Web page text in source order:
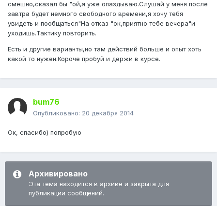
смешно,сказал бы "ой,я уже опаздываю.Слушай у меня после
завтра будет немного свободного времени,я хочу тебя
увидеть и пообщаться"На отказ "ок,приятно тебе вечера"и
уходишь.Тактику повторить.
Есть и другие варианты,но там действий больше и опыт хоть
какой то нужен.Короче пробуй и держи в курсе.
bum76
Опубликовано: 20 декабря 2014
Ок, спасибо) попробую
Архивировано
Эта тема находится в архиве и закрыта для
публикации сообщений.